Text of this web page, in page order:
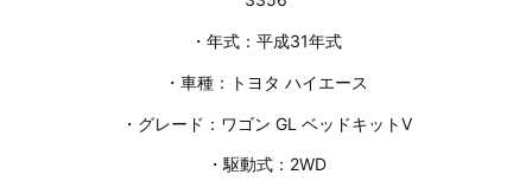
・年式：平成31年式
・車種：トヨタ ハイエース
・グレード：ワゴン GL ベッドキットⅤ
・駆動式：2WD